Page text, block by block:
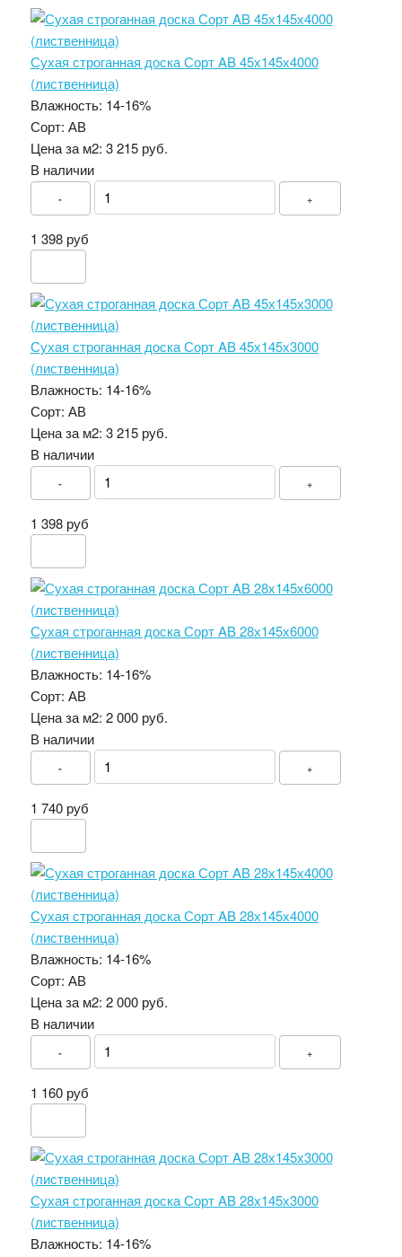
Сухая строганная доска Сорт AB 45х145х4000
(лиственница)
Влажность: 14-16%
Сорт: АВ
Цена за м2: 3 215 руб.
В наличии
- +
1 398 руб
Сухая строганная доска Сорт AB 45х145х3000
(лиственница)
Влажность: 14-16%
Сорт: АВ
Цена за м2: 3 215 руб.
В наличии
- +
1 398 руб
Сухая строганная доска Сорт AB 28х145х6000
(лиственница)
Влажность: 14-16%
Сорт: АВ
Цена за м2: 2 000 руб.
В наличии
- +
1 740 руб
Сухая строганная доска Сорт AB 28х145х4000
(лиственница)
Влажность: 14-16%
Сорт: АВ
Цена за м2: 2 000 руб.
В наличии
- +
1 160 руб
Сухая строганная доска Сорт AB 28х145х3000
(лиственница)
Влажность: 14-16%